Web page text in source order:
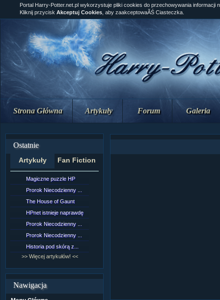
Strona Główna Artykuły Forum Galeria
Ostatnie
Artykuły Fan Fiction
Magiczne puzzle HP
Prorok Niecodzienny ...
The House of Gaunt
HPnet istnieje naprawdę
Prorok Niecodzienny ...
Prorok Niecodzienny ...
Historia pod skórą z...
>> Więcej artykułów! <<
Nawigacja
Portal Harry-Potter.net.pl wykorzystuje pliki cookies do przechowywania informacji
Kliknij przycisk Akceptuj Cookies , aby zaakceptowaĂŚ Ciasteczka.